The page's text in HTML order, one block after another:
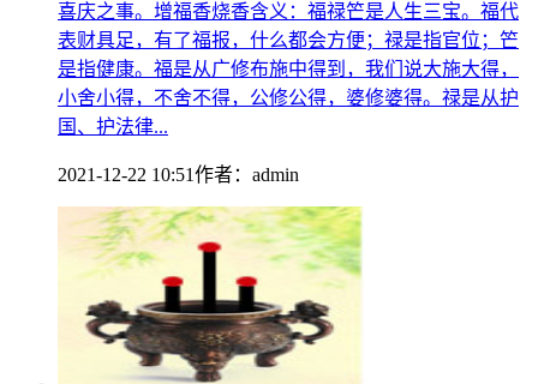
喜庆之事。增福香烧香含义：福禄笀是人生三宝。福代
表财具足，有了福报，什么都会方便；禄是指官位；笀
是指健康。福是从广修布施中得到，我们说大施大得，
小舍小得，不舍不得，公修公得，婆修婆得。禄是从护
国、护法律...
2021-12-22 10:51作者： admin